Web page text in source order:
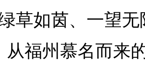
草如茵、一望
从福州慕名而来